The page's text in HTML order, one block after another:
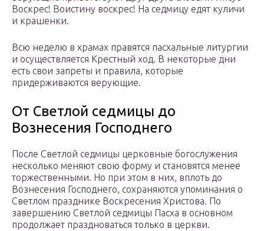
Воскрес! Воистину воскрес! На седмицу едят куличи
и крашенки.
Всю неделю в храмах правятся пасхальные литургии
и осуществляется Крестный ход. В некоторые дни
есть свои запреты и правила, которые
придерживаются верующие.
От Светлой седмицы до
Вознесения Господнего
После Светлой седмицы церковные богослужения
несколько меняют свою форму и становятся менее
торжественными. Но при этом в них, вплоть до
Вознесения Господнего, сохраняются упоминания о
Светлом празднике Воскресения Христова. По
завершению Светлой седмицы Пасха в основном
продолжает праздноваться только в церкви.